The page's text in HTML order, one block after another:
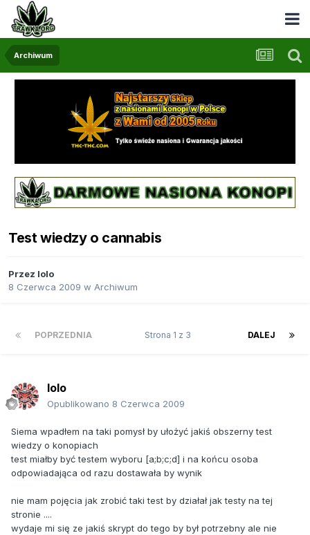
Archiwum
Test wiedzy o cannabis
Przez lolo
8 Czerwca 2009 w Archiwum
POPRZEDNIA DALEJ
Strona 1 z 3
lolo
Opublikowano 8 Czerwca 2009
Siema wpadłem na taki pomysł by ułożyć jakiś obszerny test
wiedzy o konopiach
test miałby być testem wyboru [a;b;c;d] i na końcu osoba
odpowiadająca od razu dostawała by wynik
nie mam pojęcia jak zrobić taki test by działał jak testy na tej
stronie ....
wydaje mi się ze jakiś skrypt do tego by był potrzebny ale nie